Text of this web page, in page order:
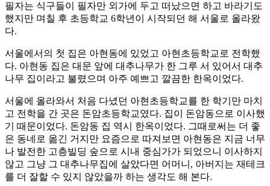
필자는 식구들이 필자만 외가에 두고 떠났으면 하고 바라기도
했지만 며칠 후 초등학교 6학년이 시작되던 해 서울로 올라왔
다.
서울에서의 첫 집은 아현동에 있었고 아현초등학교로 전학했
다. 아현동 집은 대문 앞에 대추나무가 한 그루 서 있어서 대추
나무 집이라고 불렸으며 아주 예쁘고 깔끔한 한옥이었다.
서울에 올라와서 처음 다녔던 아현초등학교를 한 학기만 마치
고 전학을 간 곳은 돈암초등학교였다. 집이 돈암동으로 이사했
기 때문이었다. 돈암동 집 역시 한옥이었다. 그때로써는 더 좋
은 동네로 옮긴 거지만 요즘으로 따져보면 아현동은 지금 너무
나 발전한 고층빌딩 숲으로 시내 중심가가 되었으니 이사하지
않고 그냥 그 대추나무집에 살았다면 어머니, 아버지는 재테크
를 더 잘할 수 있지 않았을까 하는 생각도 해 본다.